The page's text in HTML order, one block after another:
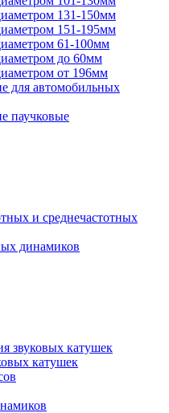
131-150мм
151-195мм
61-100мм
до 60мм
от 196мм
для автомобильных
паучковые
и среднечастотных
динамиков
звуковых катушек
катушек